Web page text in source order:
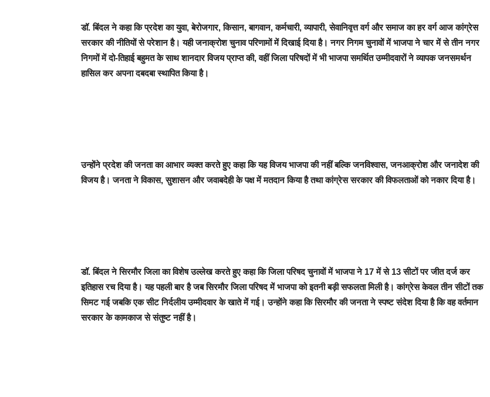
डॉ. बिंदल ने कहा कि प्रदेश का युवा, बेरोजगार, किसान, बागवान, कर्मचारी, व्यापारी, सेवानिवृत्त वर्ग और समाज का हर वर्ग आज कांग्रेस
सरकार की नीतियों से परेशान है। यही जनाक्रोश चुनाव परिणामों में दिखाई दिया है। नगर निगम चुनावों में भाजपा ने चार में से तीन नगर
निगमों में दो-तिहाई बहुमत के साथ शानदार विजय प्राप्त की, वहीं जिला परिषदों में भी भाजपा समर्थित उम्मीदवारों ने व्यापक जनसमर्थन
हासिल कर अपना दबदबा स्थापित किया है।
उन्होंने प्रदेश की जनता का आभार व्यक्त करते हुए कहा कि यह विजय भाजपा की नहीं बल्कि जनविश्वास, जनआक्रोश और जनादेश की
विजय है। जनता ने विकास, सुशासन और जवाबदेही के पक्ष में मतदान किया है तथा कांग्रेस सरकार की विफलताओं को नकार दिया है।
डॉ. बिंदल ने सिरमौर जिला का विशेष उल्लेख करते हुए कहा कि जिला परिषद चुनावों में भाजपा ने 17 में से 13 सीटों पर जीत दर्ज कर
इतिहास रच दिया है। यह पहली बार है जब सिरमौर जिला परिषद में भाजपा को इतनी बड़ी सफलता मिली है। कांग्रेस केवल तीन सीटों तक
सिमट गई जबकि एक सीट निर्दलीय उम्मीदवार के खाते में गई। उन्होंने कहा कि सिरमौर की जनता ने स्पष्ट संदेश दिया है कि वह वर्तमान
सरकार के कामकाज से संतुष्ट नहीं है।